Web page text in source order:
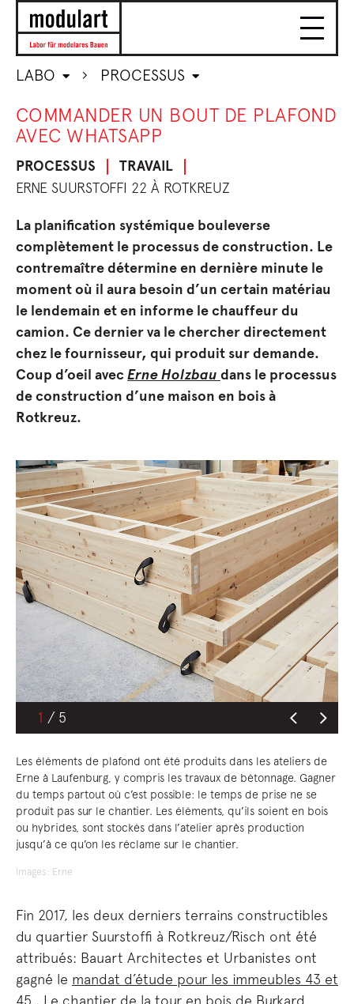
LABO PROCESSUS
COMMANDER UN BOUT DE PLAFOND
AVEC WHATSAPP
PROCESSUS TRAVAIL
ERNE SUURSTOFFI 22 À ROTKREUZ
La planification systémique bouleverse
complètement le processus de construction. Le
contremaître détermine en dernière minute le
moment où il aura besoin d’un certain matériau
le lendemain et en informe le chauffeur du
camion. Ce dernier va le chercher directement
chez le fournisseur, qui produit sur demande.
Coup d’oeil avec Erne Holzbau dans le processus
de construction d’une maison en bois à
Rotkreuz.
2
Les éléments de plafond ont été produits dans les ateliers de
Erne à Laufenburg, y compris les travaux de bétonnage. Gagner
du temps partout où c’est possible: le temps de prise ne se
produit pas sur le chantier. Les éléments, qu’ils soient en bois
ou hybrides, sont stockés dans l’atelier après production
jusqu’à ce qu’on les réclame sur le chantier.
Images: Erne
Fin 2017, les deux derniers terrains constructibles
du quartier Suurstoffi à Rotkreuz/Risch ont été
attribués: Bauart Architectes et Urbanistes ont
gagné le mandat d’étude pour les immeubles 43 et
45 . Le chantier de la tour en bois de Burkard